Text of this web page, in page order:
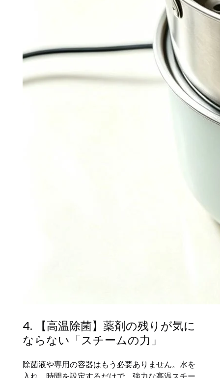
4. 【高温除菌】薬剤の残りが気に
ならない「スチームの力」
除菌液や専用の容器はもう必要ありません。水を